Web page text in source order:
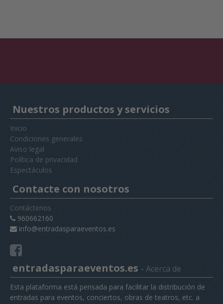
Nuestros productos y servicios
Inicio
Condiciones generales
Aviso legal
Política de privacidad
Espectáculos
Contacte con nosotros
Contáctenos
960662160
info@entradasparaeventos.es
entradasparaeventos.es - Acerca de
Esta plataforma está pensada para facilitar la distribución de
entradas para eventos, conciertos, obras de teatros, etc. a